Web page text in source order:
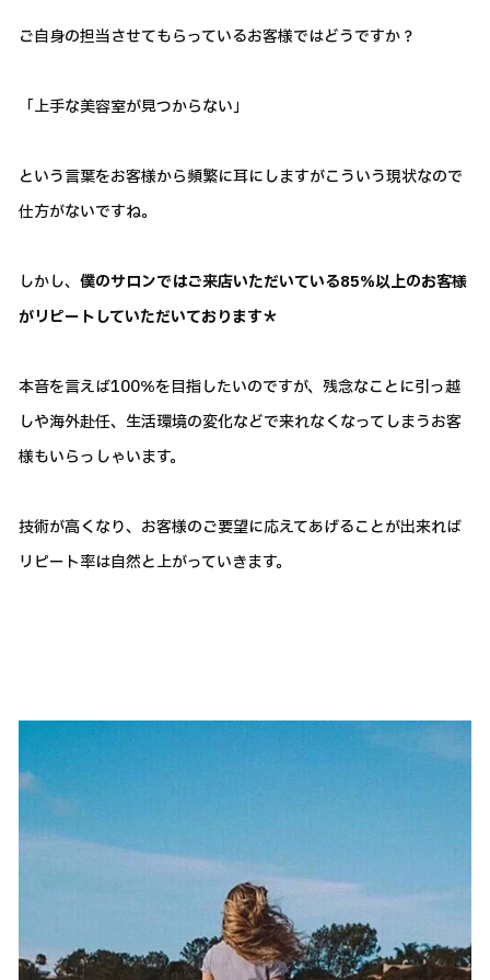
ご自身の担当させてもらっているお客様ではどうですか？
「上手な美容室が見つからない」
という言葉をお客様から頻繁に耳にしますがこういう現状なので
仕方がないですね。
しかし、 僕のサロンではご来店いただいている85％以上のお客様
がリピートしていただいております＊
本音を言えば100％を目指したいのですが、残念なことに引っ越
しや海外赴任、生活環境の変化などで来れなくなってしまうお客
様もいらっしゃいます。
技術が高くなり、お客様のご要望に応えてあげることが出来れば
リピート率は自然と上がっていきます。